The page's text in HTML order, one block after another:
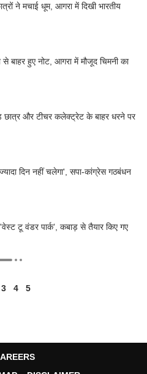
के लिए बड़ी खुशखबरी, ट्रैक पर मेट्रो ट्रेन
नंबर 15 से BJP ने दिया मुस्लिम महिला को
भाइयों के कारनामे की हो रही चर्चा, PM
चुनाव 2023: BJP के गढ़ आगरा में BSP ने
की मिसाल, ईद पर ताजमहल नमाजियों से
3 4 5